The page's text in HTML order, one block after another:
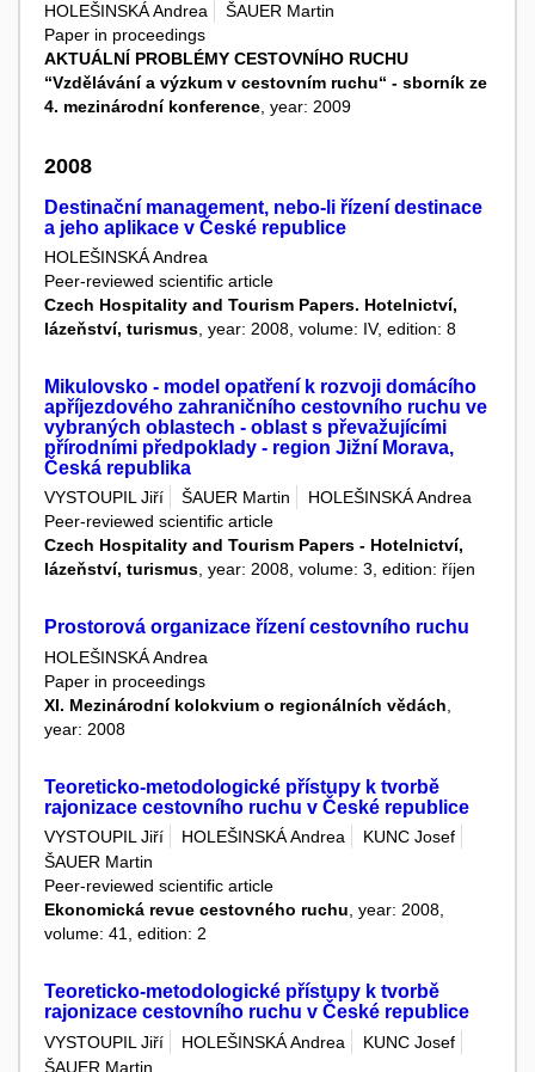
HOLEŠINSKÁ Andrea
ŠAUER Martin
Paper in proceedings
AKTUÁLNÍ PROBLÉMY CESTOVNÍHO RUCHU
“Vzdělávání a výzkum v cestovním ruchu“ - sborník ze
4. mezinárodní konference, year: 2009
2008
Destinační management, nebo-li řízení destinace
a jeho aplikace v České republice
HOLEŠINSKÁ Andrea
Peer-reviewed scientific article
Czech Hospitality and Tourism Papers. Hotelnictví,
lázeňství, turismus , year: 2008, volume: IV, edition: 8
Mikulovsko - model opatření k rozvoji domácího
apříjezdového zahraničního cestovního ruchu ve
vybraných oblastech - oblast s převažujícími
přírodními předpoklady - region Jižní Morava,
Česká republika
VYSTOUPIL Jiří ŠAUER Martin
HOLEŠINSKÁ Andrea
Peer-reviewed scientific article
Czech Hospitality and Tourism Papers - Hotelnictví,
lázeňství, turismus, year: 2008, volume: 3, edition: říjen
Prostorová organizace řízení cestovního ruchu
HOLEŠINSKÁ Andrea
Paper in proceedings
XI. Mezinárodní kolokvium o regionálních vědách
year: 2008
Teoreticko-metodologické přístupy k tvorbě
rajonizace cestovního ruchu v České republice
VYSTOUPIL Jiří HOLEŠINSKÁ Andrea
KUNC Josef
ŠAUER Martin
Peer-reviewed scientific article
Ekonomická revue cestovného ruchu, year: 2008,
volume: 41, edition: 2
Teoreticko-metodologické přístupy k tvorbě
rajonizace cestovního ruchu v České republice
VYSTOUPIL Jiří HOLEŠINSKÁ Andrea
KUNC Josef
ŠAUER Martin